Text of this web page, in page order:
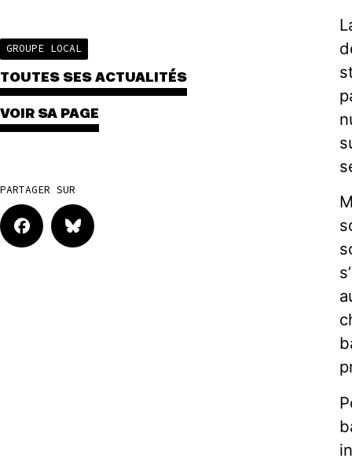
GROUPE LOCAL
TOUTES SES ACTUALITÉS
VOIR SA PAGE
PARTAGER SUR